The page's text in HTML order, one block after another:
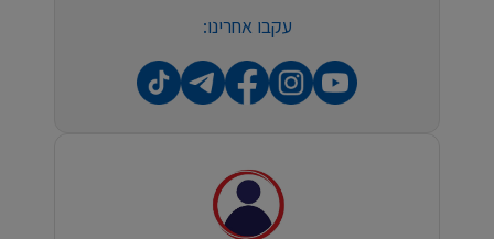
עקבו אחרינו: